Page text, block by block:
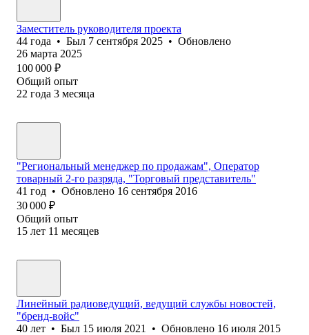
Заместитель руководителя проекта
44 года • Был 7 сентября 2025 • Обновлено
26 марта 2025
100 000 ₽
Общий опыт
22 года 3 месяца
"Региональный менеджер по продажам", Оператор
товарный 2-го разряда, "Торговый представитель"
41 год • Обновлено 16 сентября 2016
30 000 ₽
Общий опыт
15 лет 11 месяцев
Линейный радиоведущий, ведущий службы новостей,
"бренд-войс"
40 лет • Был 15 июля 2021 • Обновлено 16 июля 2015